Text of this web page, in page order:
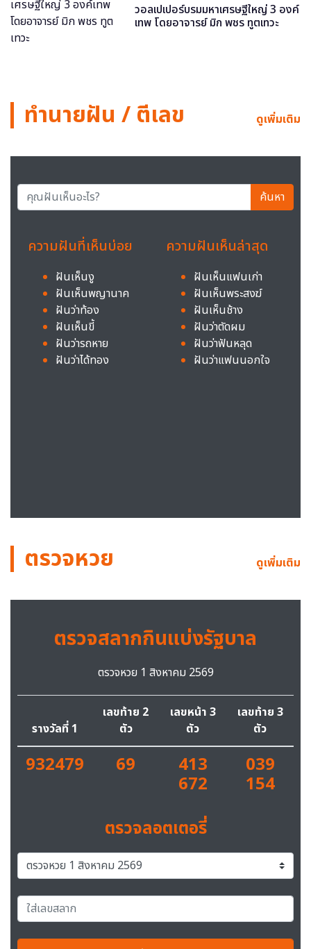
วอลเปเปอร์บรมมหาเศรษฐีใหญ่ 3 องค์
เทพ โดยอาจารย์ มิก พชร ทูตเทวะ
ทำนายฝัน / ตีเลข ดูเพิ่มเติม
ค้นหา
ความฝันที่เห็นบ่อย
ฝันเห็นงู
ฝันเห็นพญานาค
ฝันว่าท้อง
ฝันเห็นขี้
ฝันว่ารถหาย
ฝันว่าได้ทอง
ความฝันเห็นล่าสุด
ฝันเห็นแฟนเก่า
ฝันเห็นพระสงฆ์
ฝันเห็นช้าง
ฝันว่าตัดผม
ฝันว่าฟันหลุด
ฝันว่าแฟนนอกใจ
ตรวจหวย ดูเพิ่มเติม
ตรวจสลากกินแบ่งรัฐบาล
ตรวจหวย 1 สิงหาคม 2569
รางวัลที่ 1
เลขท้าย 2
ตัว
เลขหน้า 3
ตัว
เลขท้าย 3
ตัว
932479 69 413
672
039
154
ตรวจลอตเตอรี่